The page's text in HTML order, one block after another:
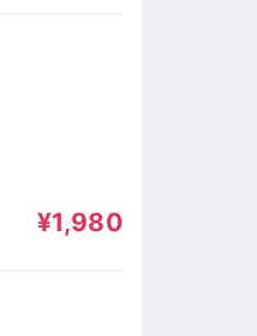
¥1,980